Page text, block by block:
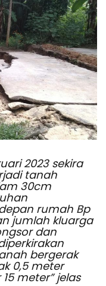
2023 sekira
tanah
30cm
rumah Bp
jumlah kluarga
dan
bergerak
0,5 meter
meter” jelas